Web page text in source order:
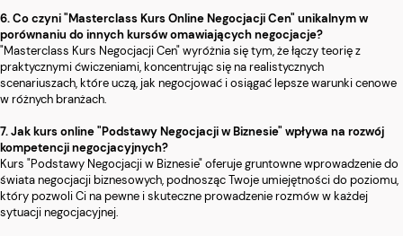
6. Co czyni "Masterclass Kurs Online Negocjacji Cen" unikalnym w
porównaniu do innych kursów omawiających negocjacje?
"Masterclass Kurs Negocjacji Cen" wyróżnia się tym, że łączy teorię z
praktycznymi ćwiczeniami, koncentrując się na realistycznych
scenariuszach, które uczą, jak negocjować i osiągać lepsze warunki cenowe
w różnych branżach.
7. Jak kurs online "Podstawy Negocjacji w Biznesie" wpływa na rozwój
kompetencji negocjacyjnych?
Kurs "Podstawy Negocjacji w Biznesie" oferuje gruntowne wprowadzenie do
świata negocjacji biznesowych, podnosząc Twoje umiejętności do poziomu,
który pozwoli Ci na pewne i skuteczne prowadzenie rozmów w każdej
sytuacji negocjacyjnej.